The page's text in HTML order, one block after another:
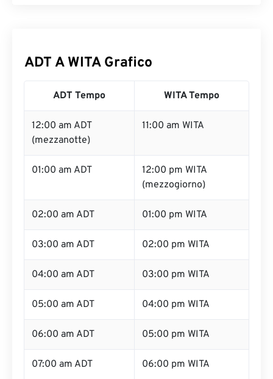
ADT A WITA Grafico
ADT Tempo WITA Tempo
12:00 am ADT
(mezzanotte)
11:00 am WITA
01:00 am ADT
12:00 pm WITA
(mezzogiorno)
02:00 am ADT 01:00 pm WITA
03:00 am ADT 02:00 pm WITA
04:00 am ADT 03:00 pm WITA
05:00 am ADT 04:00 pm WITA
06:00 am ADT 05:00 pm WITA
07:00 am ADT 06:00 pm WITA